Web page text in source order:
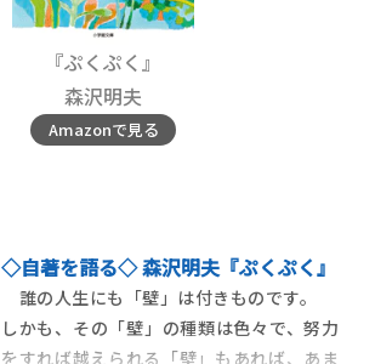
『ぷくぷく』
森沢明夫
Amazonで見る
◇自著を語る◇ 森沢明夫『ぷくぷく』
誰の人生にも「壁」は付きものです。
しかも、その「壁」の種類は色々で、努力
をすれば越えられる「壁」もあれば、あま